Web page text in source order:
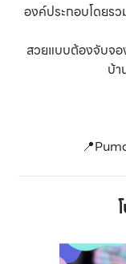
องค์ประกอบโดยร
สวยแบบต้องจับจอ
บ้า